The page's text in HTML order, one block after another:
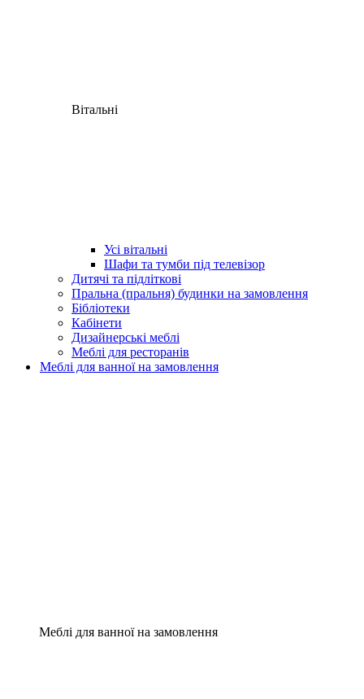
Вітальні
Усі вітальні
Шафи та тумби під телевізор
Дитячі та підліткові
Пральна (пральня) будинки на замовлення
Бібліотеки
Кабінети
Дизайнерські меблі
Меблі для ресторанів
Меблі для ванної на замовлення
Меблі для ванної на замовлення